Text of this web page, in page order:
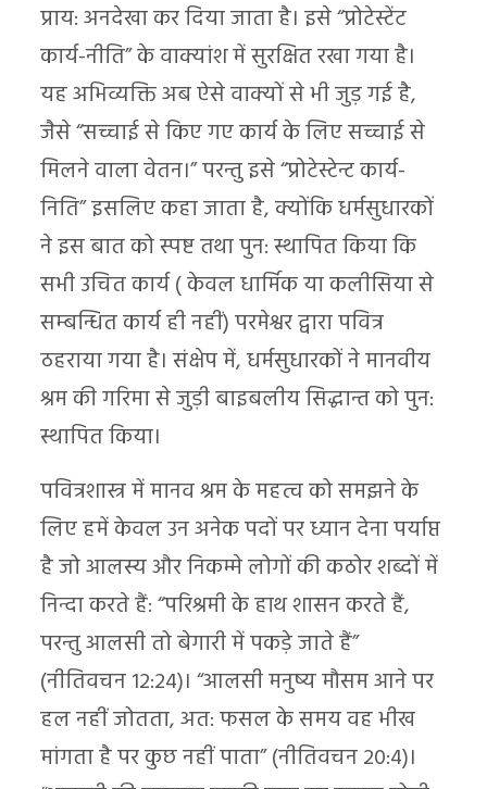
प्राय: अनदेखा कर दिया जाता है। इसे “प्रोटेस्टेंट
कार्य-नीति” के वाक्यांश में सुरक्षित रखा गया है।
यह अभिव्यक्ति अब ऐसे वाक्यों से भी जुड़ गई है,
जैसे “सच्चाई से किए गए कार्य के लिए सच्चाई से
मिलने वाला वेतन।” परन्तु इसे “प्रोटेस्टेन्ट कार्य-
निति” इसलिए कहा जाता है, क्योंकि धर्मसुधारकों
ने इस बात को स्पष्ट तथा पुन: स्थापित किया कि
सभी उचित कार्य ( केवल धार्मिक या कलीसिया से
सम्बन्धित कार्य ही नहीं) परमेश्वर द्वारा पवित्र
ठहराया गया है। संक्षेप में, धर्मसुधारकों ने मानवीय
श्रम की गरिमा से जुड़ी बाइबलीय सिद्धान्त को पुन:
स्थापित किया।
पवित्रशास्त्र में मानव श्रम के महत्व को समझने के
लिए हमें केवल उन अनेक पदों पर ध्यान देना पर्याप्त
है जो आलस्य और निकम्मे लोगों की कठोर शब्दों में
निन्दा करते हैं: “परिश्रमी के हाथ शासन करते हैं,
परन्तु आलसी तो बेगारी में पकड़े जाते हैं”
(नीतिवचन 12:24)। “आलसी मनुष्य मौसम आने पर
हल नहीं जोतता, अत: फसल के समय वह भीख
मांगता है पर कुछ नहीं पाता” (नीतिवचन 20:4)।